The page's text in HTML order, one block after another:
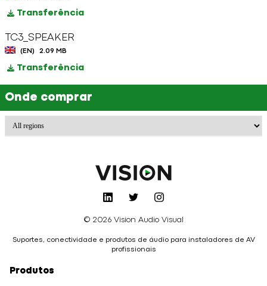
Transferência
TC3_SPEAKER
(EN) 2.09 MB
Transferência
Onde comprar
© 2026 Vision Audio Visual
Suportes, conectividade e produtos de áudio para instaladores de AV
profissionais
Produtos